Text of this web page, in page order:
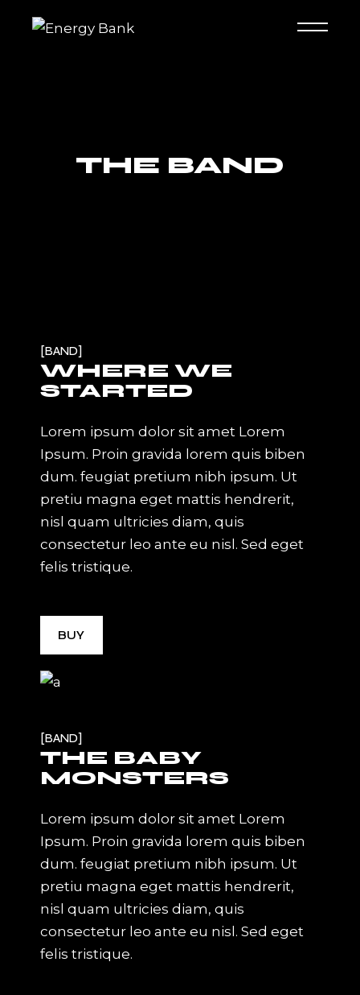
THE BAND
BAND
WHERE WE
STARTED
Lorem ipsum dolor sit amet Lorem
Ipsum. Proin gravida lorem quis biben
dum. feugiat pretium nibh ipsum. Ut
pretiu magna eget mattis hendrerit,
nisl quam ultricies diam, quis
consectetur leo ante eu nisl. Sed eget
felis tristique.
BUY
BAND
THE BABY
MONSTERS
Lorem ipsum dolor sit amet Lorem
Ipsum. Proin gravida lorem quis biben
dum. feugiat pretium nibh ipsum. Ut
pretiu magna eget mattis hendrerit,
nisl quam ultricies diam, quis
consectetur leo ante eu nisl. Sed eget
felis tristique.